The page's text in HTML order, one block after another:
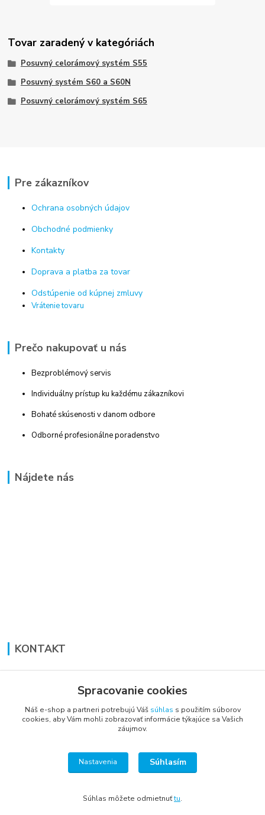
Tovar zaradený v kategóriách
Posuvný celorámový systém S55
Posuvný systém S60 a S60N
Posuvný celorámový systém S65
Pre zákazníkov
Ochrana osobných údajov
Obchodné podmienky
Kontakty
Doprava a platba za tovar
Odstúpenie od kúpnej zmluvy
Vrátenie tovaru
Prečo nakupovať u nás
Bezproblémový servis
Individuálny prístup ku každému zákazníkovi
Bohaté skúsenosti v danom odbore
Odborné profesionálne poradenstvo
Nájdete nás
KONTAKT
+421 948 711 774
vsetkoprenabytok@gmail.com
Spracovanie cookies
Náš e-shop a partneri potrebujú Váš súhlas s použitím súborov
cookies, aby Vám mohli zobrazovať informácie týkajúce sa Vašich
záujmov.
Nastavenia Súhlasím
Súhlas môžete odmietnuťtu.